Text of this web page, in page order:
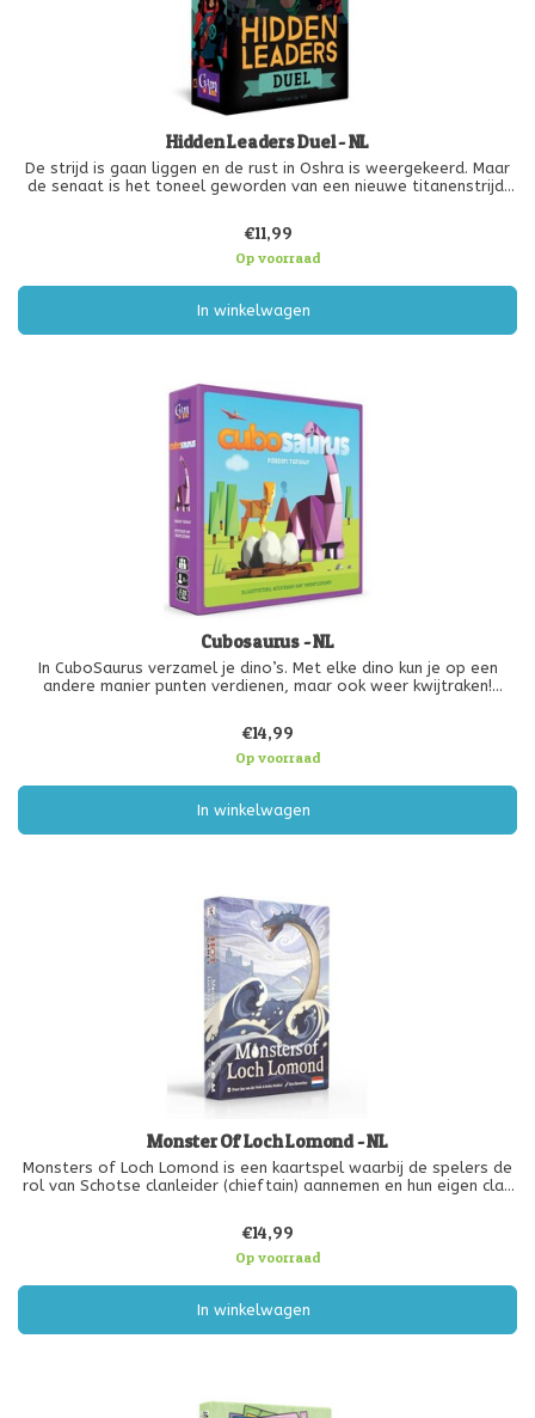
Hidden Leaders Duel - NL
De strijd is gaan liggen en de rust in Oshra is weergekeerd. Maar
de senaat is het toneel geworden van een nieuwe titanenstrijd.
€11,99
Op voorraad
In winkelwagen
Cubosaurus - NL
In CuboSaurus verzamel je dino’s. Met elke dino kun je op een
andere manier punten verdienen, maar ook weer kwijtraken!
bepaalde dino’s nodig. Soms wil iedereen dezelfde dino en dan is
het hommele
€14,99
Op voorraad
In winkelwagen
Monster Of Loch Lomond - NL
Monsters of Loch Lomond is een kaartspel waarbij de spelers de
rol van Schotse clanleider (chieftain) aannemen en hun eigen clan
€14,99
Op voorraad
In winkelwagen